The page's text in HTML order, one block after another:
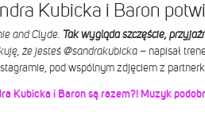
Kubicka i Baron
and Clyde. Tak wygląda szczęście,
że jesteś @sandrakubicka– napisał
pod wspólnym zdjęciem z
Kubicka i Baron są razem?! Muzyk